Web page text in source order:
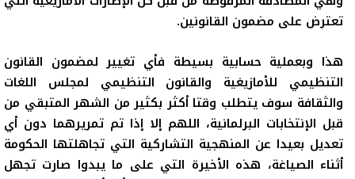
تعترض على مضمون القانونين.
هذا وبعملية حسابية بسيطة فأي تغيير لمضمون القانون
التنظيمي للأمازيغية والقانون التنظيمي لمجلس اللغات
والثقافة سوف يتطلب وقتا أكثر بكثير من الشهر المتبقي من
قبل الإنتخابات البرلمانية، اللهم إلا إذا تم تمريرهما دون أي
تعديل بعيدا عن المنهجية التشاركية التي تجاهلتها الحكومة
أثناء الصياغة، هذه الأخيرة التي على ما يبدوا صارت تجهل